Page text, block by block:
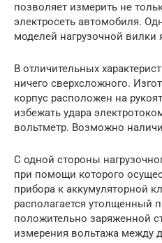
позволяет измерить не
электросеть автомобиля.
моделей нагрузочной вилки
В отличительных
ничего сверхсложного.
корпус расположен на
избежать удара
вольтметр. Возможно
С одной стороны
при помощи которого
прибора к аккумуляторной
располагается утолщенный
положительно заряженной
измерения вольтажа между